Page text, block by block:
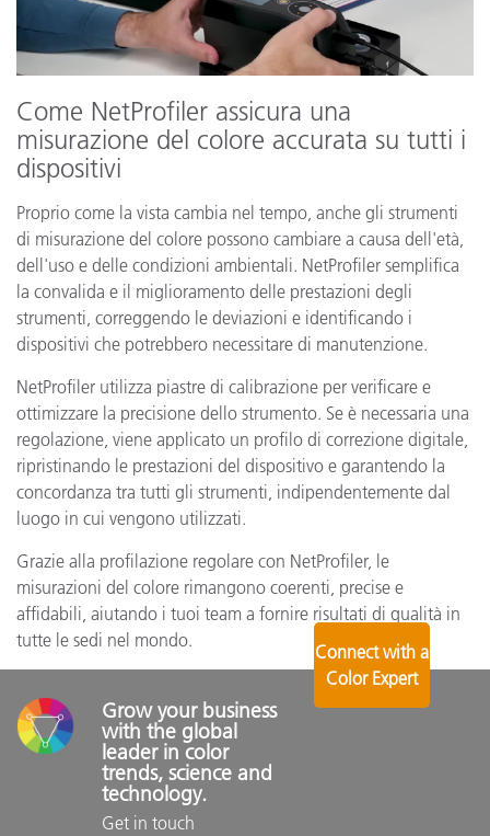
Come NetProfiler assicura una
misurazione del colore accurata su tutti i
dispositivi
Proprio come la vista cambia nel tempo, anche gli strumenti
di misurazione del colore possono cambiare a causa dell'età,
dell'uso e delle condizioni ambientali. NetProfiler semplifica
la convalida e il miglioramento delle prestazioni degli
strumenti, correggendo le deviazioni e identificando i
dispositivi che potrebbero necessitare di manutenzione.
NetProfiler utilizza piastre di calibrazione per verificare e
ottimizzare la precisione dello strumento. Se è necessaria una
regolazione, viene applicato un profilo di correzione digitale,
ripristinando le prestazioni del dispositivo e garantendo la
concordanza tra tutti gli strumenti, indipendentemente dal
luogo in cui vengono utilizzati.
Grazie alla profilazione regolare con NetProfiler, le
misurazioni del colore rimangono coerenti, precise e
affidabili, aiutando i tuoi team a fornire risultati di qualità in
tutte le sedi nel mondo.
Grow your business
with the global
leader in color
trends, science and
technology.
Get in touch
Connect with a
Color Expert